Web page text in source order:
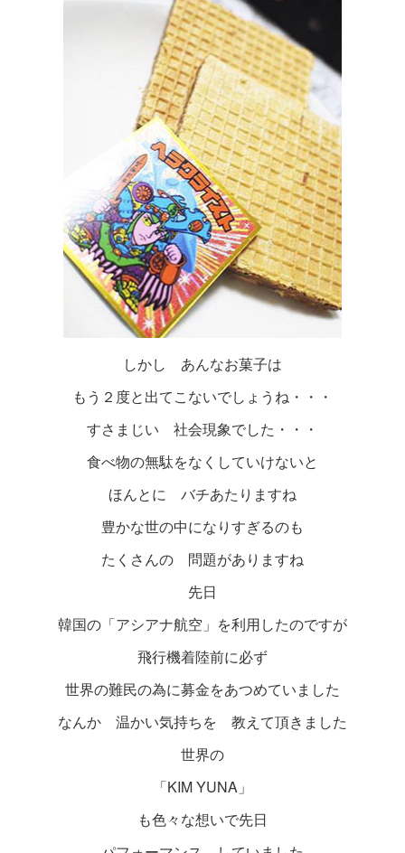
しかし あんなお菓子は
もう２度と出てこないでしょうね・・・
すさまじい 社会現象でした・・・
食べ物の無駄をなくしていけないと
ほんとに バチあたりますね
豊かな世の中になりすぎるのも
たくさんの 問題がありますね
先日
韓国の「アシアナ航空」を利用したのですが
飛行機着陸前に必ず
世界の難民の為に募金をあつめていました
なんか 温かい気持ちを 教えて頂きました
世界の
「KIM YUNA」
も色々な想いで先日